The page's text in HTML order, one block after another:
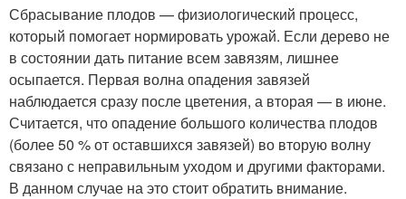
Сбрасывание плодов — физиологический процесс,
который помогает нормировать урожай. Если дерево не
в состоянии дать питание всем завязям, лишнее
осыпается. Первая волна опадения завязей
наблюдается сразу после цветения, а вторая — в июне.
Считается, что опадение большого количества плодов
(более 50 % от оставшихся завязей) во вторую волну
связано с неправильным уходом и другими факторами.
В данном случае на это стоит обратить внимание.